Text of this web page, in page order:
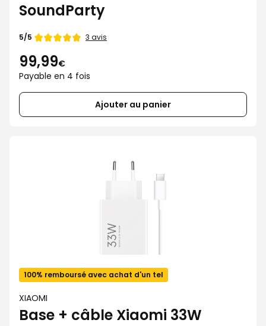
SoundParty
Note
5/5 3 avis
99,99€
Payable en 4 fois
Ajouter au panier
100% remboursé avec achat d'un tel
XIAOMI
Base + câble Xiaomi 33W